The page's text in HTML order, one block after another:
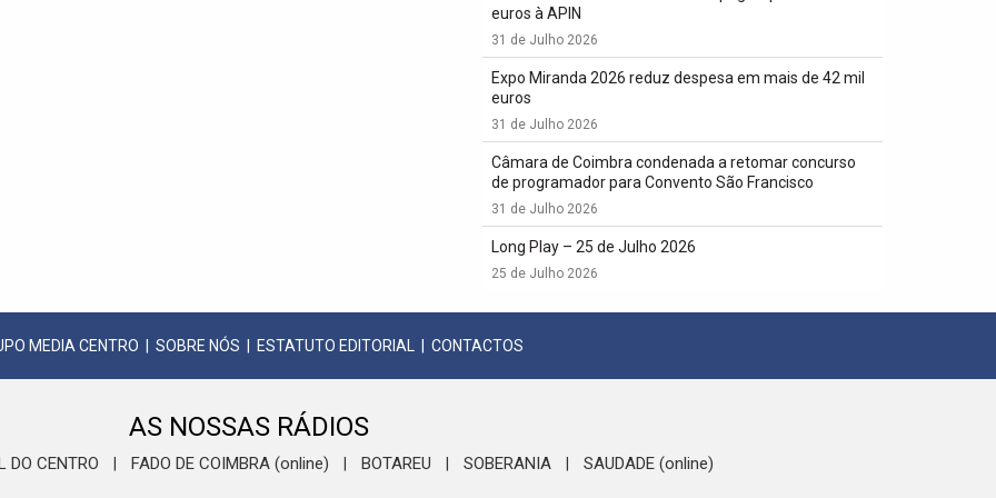
euros à APIN
31 de Julho 2026
Expo Miranda 2026 reduz despesa em mais de 42 mil
euros
31 de Julho 2026
Câmara de Coimbra condenada a retomar concurso
de programador para Convento São Francisco
31 de Julho 2026
Long Play – 25 de Julho 2026
25 de Julho 2026
MEDIA CENTRO SOBRE NÓS ESTATUTO EDITORIAL CONTACTOS
AS NOSSAS RÁDIOS
DO CENTRO FADO DE COIMBRA (online) BOTAREU SOBERANIA SAUDADE (online)